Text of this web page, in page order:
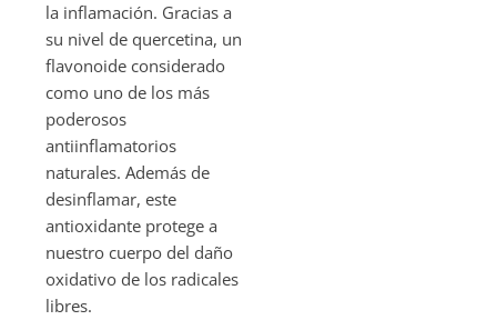
la inflamación. Gracias a
su nivel de quercetina, un
flavonoide considerado
como uno de los más
poderosos
antiinflamatorios
naturales. Además de
desinflamar, este
antioxidante protege a
nuestro cuerpo del daño
oxidativo de los radicales
libres.